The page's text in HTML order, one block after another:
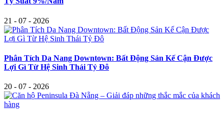
21 - 07 - 2026
Phân Tích Da Nang Downtown: Bất Động Sản Kế Cận Được
Lợi Gì Từ Hệ Sinh Thái Tỷ Đô
20 - 07 - 2026